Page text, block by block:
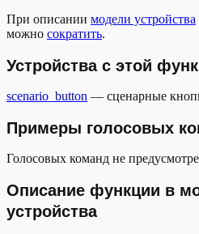
При описании модели устройства
можно сократить.
Устройства с этой
scenario_button — сценарные
Примеры голосовых
Голосовых команд не
Описание функции в
устройства